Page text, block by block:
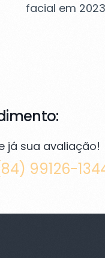
facial em
já sua avaliação!
99126-